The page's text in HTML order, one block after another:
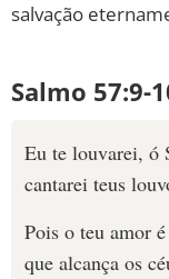
salvação
Salmo 57:9-
Eu te louvarei, ó
cantarei teus
Pois o teu amor
que alcança os